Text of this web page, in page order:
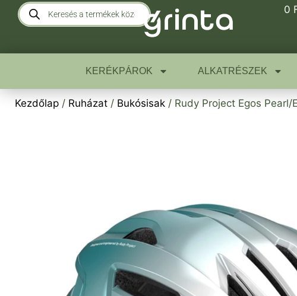
0
KERÉKPÁROK ALKATRÉSZEK
Kezdőlap / Ruházat / Bukósisak / Rudy Project Egos